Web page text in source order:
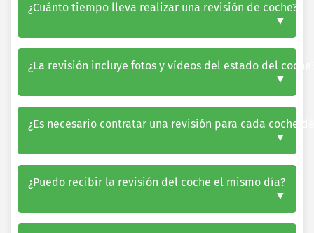
¿Cuánto tiempo lleva realizar una revisión de coche?
¿La revisión incluye fotos y vídeos del estado del
¿Es necesario contratar una revisión para cada coche
¿Puedo recibir la revisión del coche el mismo día?